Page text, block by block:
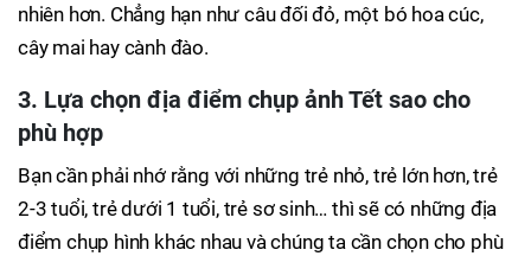
nhiên hơn. Chẳng hạn như câu đối đỏ, một bó hoa cúc,
cây mai hay cành đào.
3. Lựa chọn địa điểm chụp ảnh Tết sao cho
phù hợp
Bạn cần phải nhớ rằng với những trẻ nhỏ, trẻ lớn hơn, trẻ
2-3 tuổi, trẻ dưới 1 tuổi, trẻ sơ sinh… thì sẽ có những địa
điểm chụp hình khác nhau và chúng ta cần chọn cho phù